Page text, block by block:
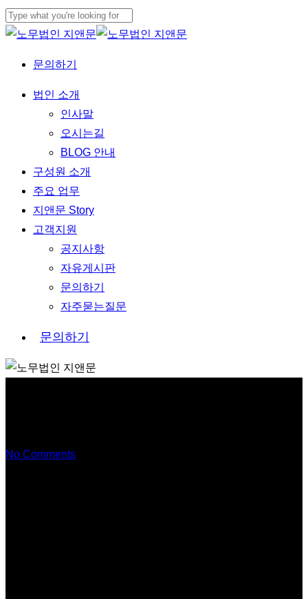
Skip
to
content
Close
문의하기
Menu
법인 소개
인사말
오시는길
BLOG 안내
구성원 소개
주요 업무
지앤문 Story
고객지원
공지사항
자유게시판
문의하기
자주묻는질문
문의 하기
No Comments